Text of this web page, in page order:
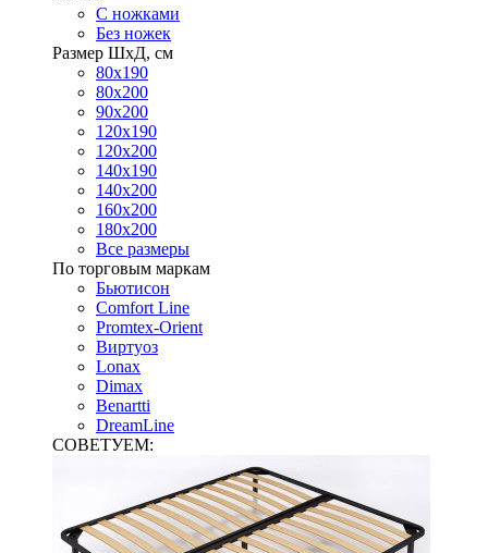
С ножками
Без ножек
Размер ШхД, см
80х190
80х200
90х200
120х190
120х200
140х190
140х200
160х200
180х200
Все размеры
По торговым маркам
Бьютисон
Comfort Line
Promtex-Orient
Виртуоз
Lonax
Dimax
Benartti
DreamLine
СОВЕТУЕМ: